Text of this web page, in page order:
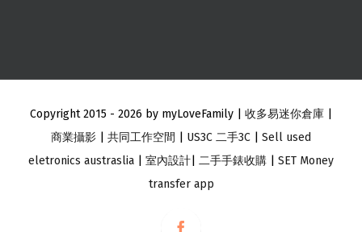
Copyright 2015 - 2026 by myLoveFamily | 收多易迷你倉庫
商業攝影
共同工作空間 US3C 二手3C
Sell used
eletronics austraslia
室內設計 二手手錶收購
SET Money
transfer app